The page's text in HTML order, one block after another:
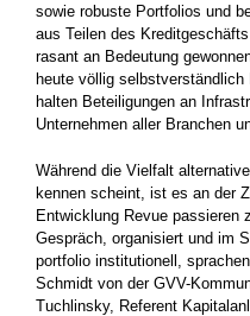
sowie robuste Portfolios und
aus Teilen des
rasant an Bedeutung
heute völlig selbstverständlich
halten Beteiligungen an
Unternehmen aller Branchen
Während die Vielfalt
kennen scheint, ist es an der
Entwicklung Revue passieren
Gespräch, organisiert und im
portfolio institutionell,
Schmidt von der GVV-
Tuchlinsky, Referent